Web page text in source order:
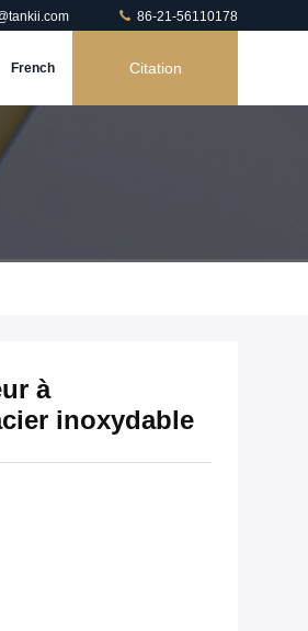
86-21-56110178
French Citation
à
inoxydable